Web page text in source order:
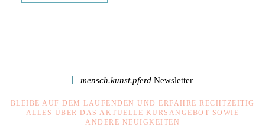
mensch.kunst.pferdNewsletter
BLEIBE AUF DEM LAUFENDEN UND ERFAHRE RECHTZEITIG
ALLES ÜBER DAS AKTUELLE KURSANGEBOT SOWIE
ANDERE NEUIGKEITEN